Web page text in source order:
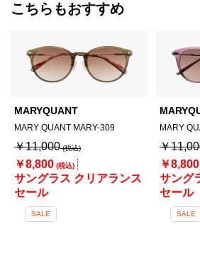
こちらもおすすめ
MARYQUANT
MARY QUANT MARY-309
サングラス クリアランス
セール
￥8,800
￥11,000
SALE
MARY
サング
セール
￥8,800
￥
SALE